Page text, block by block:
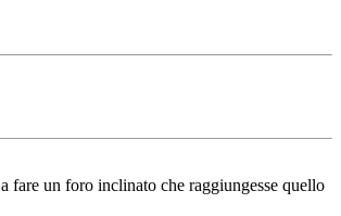
fare un foro inclinato che raggiungesse quello